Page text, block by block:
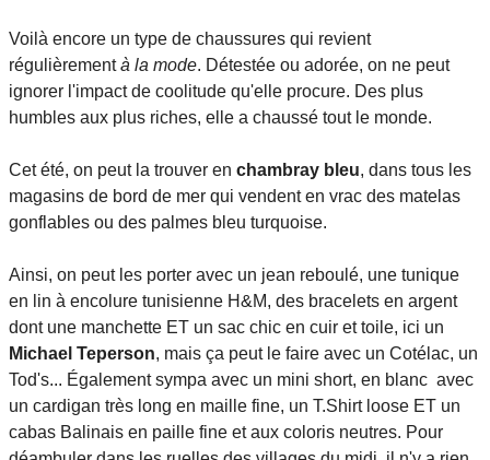
Voilà encore un type de chaussures qui revient
régulièrementà la mode. Détestée ou adorée, on ne peut
ignorer l'impact de coolitude qu'elle procure. Des plus
humbles aux plus riches, elle a chaussé tout le monde.
Cet été, on peut la trouver en chambray bleu, dans tous les
magasins de bord de mer qui vendent en vrac des matelas
gonflables ou des palmes bleu turquoise.
Ainsi, on peut les porter avec un jean reboulé, une tunique
en lin à encolure tunisienne H&M, des bracelets en argent
dont une manchette ET un sac chic en cuir et toile, ici un
Michael Teperson, mais ça peut le faire avec un Cotélac, un
Tod's... Également sympa avec un mini short, en blanc avec
un cardigan très long en maille fine, un T.Shirt loose ET un
cabas Balinais en paille fine et aux coloris neutres. Pour